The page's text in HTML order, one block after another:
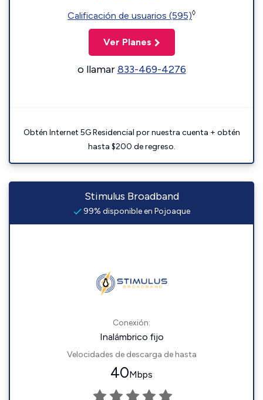
Calificación de usuarios (595)◊
Ver Planes
o llamar833-469-4276
Obtén Internet 5G Residencial por nuestra cuenta + obtén
hasta $200 de regreso.
Stimulus Broadband
99% disponible en Pojoaque
Conexión:
Inalámbrico fijo
Velocidades de descarga de hasta
40Mbps